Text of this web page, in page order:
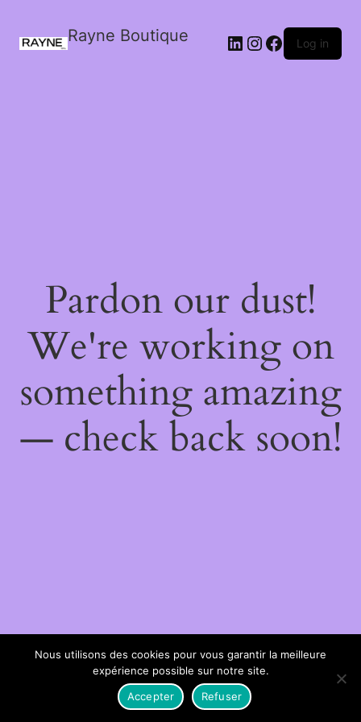
Rayne Boutique Log in
Pardon our dust!
We're working on
something amazing
— check back soon!
Nous utilisons des cookies pour vous garantir la meilleure
expérience possible sur notre site.
Accepter
Refuser